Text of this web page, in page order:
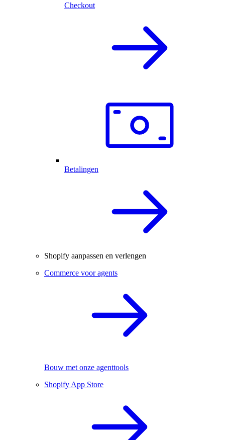
Checkout
Betalingen
Shopify aanpassen en verlengen
Commerce voor agents
Bouw met onze agenttools
Shopify App Store